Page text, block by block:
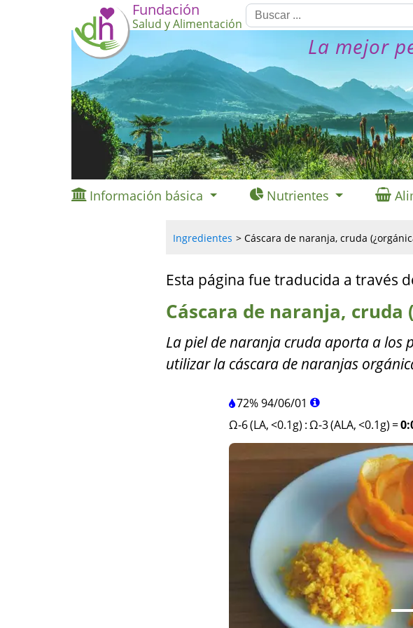
Fundación
Salud y Alimentación
La mejor
Información básica Nutrientes
Ingredientes Cáscara de naranja, cruda
Esta página fue traducida a través
Cáscara de naranja, cruda
La piel de naranja cruda aporta a los
utilizar la cáscara de naranjas
72%94/06/01
Ω-6 (LA, <0.1g) :Ω-3 (ALA, <0.1g) =